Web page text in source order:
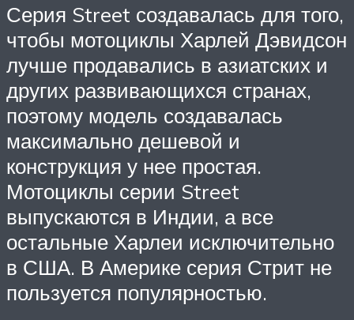
Серия Street создавалась для того,
чтобы мотоциклы Харлей Дэвидсон
лучше продавались в азиатских и
других развивающихся странах,
поэтому модель создавалась
максимально дешевой и
конструкция у нее простая.
Мотоциклы серии Street
выпускаются в Индии, а все
остальные Харлеи исключительно
в США. В Америке серия Стрит не
пользуется популярностью.